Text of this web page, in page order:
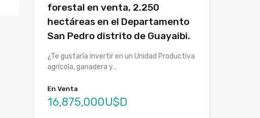
forestal en venta, 2.250
hectáreas en el Departamento
San Pedro distrito de Guayaibi.
¿Te gustaría invertir en un Unidad Productiva
agrícola, ganadera y…
En Venta
16,875,000U$D